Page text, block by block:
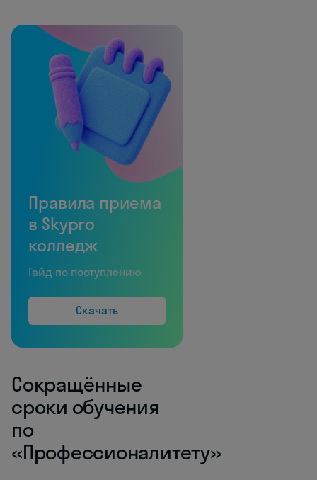
Правила приема
в Skypro
колледж
Гайд по поступлению
Скачать
Сокращённые
сроки обучения
по
«Профессионалитету»